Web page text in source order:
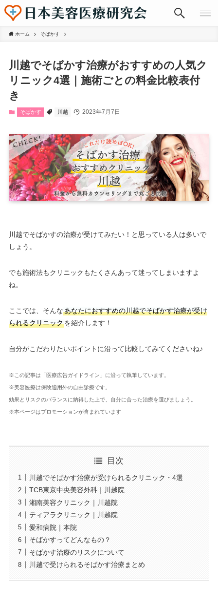
ホーム そばかす
川越でそばかす治療がおすすめの人気ク
リニック4選｜施術ごとの料金比較表付
き
そばかす 川越 2023年7月7日
川越でそばかすの治療が受けてみたい！と思っている人は多いで
しょう。
でも施術法もクリニックもたくさんあって迷ってしまいますよ
ね。
ここでは、そんなあなたにおすすめの川越でそばかす治療が受け
られるクリニックを紹介します！
自分がこだわりたいポイントに沿って比較してみてくださいね♪
※この記事は「医療広告ガイドライン」に沿って執筆しています。
※美容医療は保険適用外の自由診療です。
効果とリスクのバランスに納得した上で、自分に合った治療を選びましょう。
※本ページはプロモーションが含まれています
目次
川越でそばかす治療が受けられるクリニック・4選
TCB東京中央美容外科｜川越院
湘南美容クリニック｜川越院
ティアラクリニック｜川越院
愛和病院｜本院
そばかすってどんなもの？
そばかす治療のリスクについて
川越で受けられるそばかす治療まとめ